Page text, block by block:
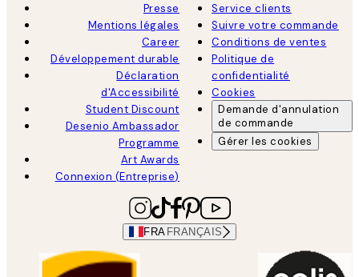
Presse
Mentions légales
Career
Développement durable
Déclaration
d'Accessibilité
Student Discount
Desenio Ambassador
Programme
Art Awards
Connexion (Entreprise)
Service clients
Suivre votre commande
Conditions de ventes
Politique de
confidentialité
Cookies
Demande d'annulation
de commande
Gérer les cookies
FRA FRANÇAIS